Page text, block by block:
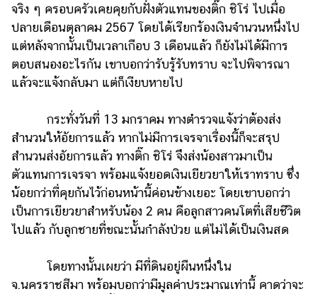
แอปฯ
กระปุก
คอร์ส
ออนไลน์
ออนไลน์
ติดต่อ
โฆษณา
แจ้ง
ปัญหา
ร่วม
เรา
จริง ๆ ครอบครัวเคยคุยกับฝั่งตัวแทนของติ๊ก ชิโร่ ไปเมื่อ
ปลายเดือนตุลาคม 2567 โดยได้เรียกร้องเงินจำนวนหนึ่งไป
แต่หลังจากนั้นเป็นเวลาเกือบ 3 เดือนแล้ว ก็ยังไม่ได้มีการ
ตอบสนองอะไรกัน เขาบอกว่ารับรู้รับทราบ จะไปพิจารณา
แล้วจะแจ้งกลับมา แต่ก็เงียบหายไป
กระทั่งวันที่ 13 มกราคม ทางตำรวจแจ้งว่าต้องส่ง
สำนวนให้อัยการแล้ว หากไม่มีการเจรจาเรื่องนี้ก็จะสรุป
สำนวนส่งอัยการแล้ว ทางติ๊ก ชิโร่ จึงส่งน้องสาวมาเป็น
ตัวแทนการเจรจา พร้อมแจ้งยอดเงินเยียวยาให้เราทราบ ซึ่ง
น้อยกว่าที่คุยกันไว้ก่อนหน้านี้ค่อนข้างเยอะ โดยเขาบอกว่า
เป็นการเยียวยาสำหรับน้อง 2 คน คือลูกสาวคนโตที่เสียชีวิต
ไปแล้ว กับลูกชายที่ขณะนั้นกำลังป่วย แต่ไม่ได้เป็นเงินสด
โดยทางนั้นเผยว่า มีที่ดินอยู่ผืนหนึ่งใน
จ.นครราชสีมา พร้อมบอกว่ามีมูลค่าประมาณเท่านี้ คาดว่าจะ